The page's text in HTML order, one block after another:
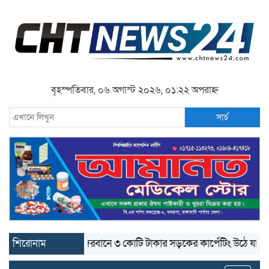
বৃহস্পতিবার, ০৬ অগাস্ট ২০২৬, ০১:২২ অপরাহ্ন
সার্চ
শিরোনামবান্দরবানে ৩ কোটি টাকার সড়কের কার্পেটিং উঠে যাচ্ছে